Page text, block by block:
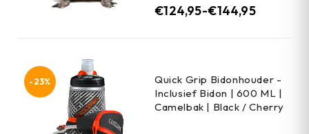
€124,95-€144,95
-23%
Quick Grip Bidonhouder -
Inclusief Bidon | 600 ML |
Camelbak | Black / Cherry